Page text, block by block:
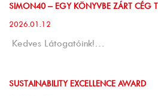
SIMON40 – EGY KÖNYVBE ZÁRT CÉG
2026.01.12
Kedves Látogatóink!…
SUSTAINABILITY EXCELLENCE AWARD